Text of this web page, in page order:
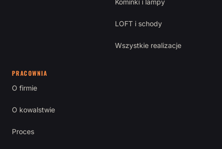
Kominki i lampy
LOFT i schody
Wszystkie realizacje
PRACOWNIA
O firmie
O kowalstwie
Proces